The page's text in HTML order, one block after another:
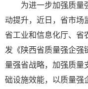
为进一步加强质量
动提升，近日，省市场
省工业和信息化厅、省
发《陕西省质量强企强
量强省战略，加强质量
础设施效能，以质量强